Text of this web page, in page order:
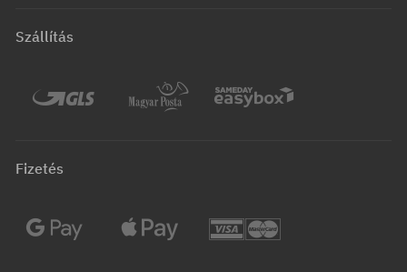
Szállítás
Fizetés